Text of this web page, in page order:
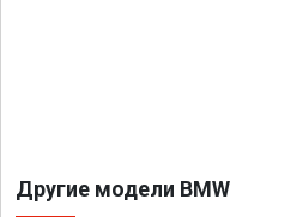
Другие модели BMW